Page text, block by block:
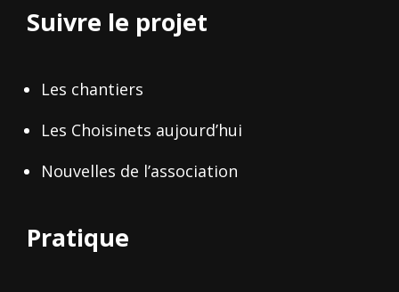
Suivre le projet
Les chantiers
Les Choisinets aujourd’hui
Nouvelles de l’association
Pratique